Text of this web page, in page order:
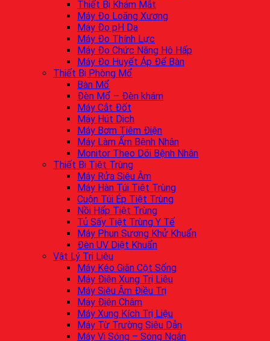
Thiết Bị Khám Mắt
Máy Đo Loãng Xương
Máy Đo pH Da
Máy Đo Thính Lực
Máy Đo Chức Năng Hô Hấp
Máy Đo Huyết Áp Để Bàn
Thiết Bị Phòng Mổ
Bàn Mổ
Đèn Mổ – Đèn khám
Máy Cắt Đốt
Máy Hút Dịch
Máy Bơm Tiêm Điện
Máy Làm Ấm Bệnh Nhân
Monitor Theo Dõi Bệnh Nhân
Thiết Bị Tiệt Trùng
Máy Rửa Siêu Âm
Máy Hàn Túi Tiệt Trùng
Cuộn Túi Ép Tiệt Trùng
Nồi Hấp Tiệt Trùng
Tủ Sấy Tiệt Trùng Y Tế
Máy Phun Sương Khử Khuẩn
Đèn UV Diệt Khuẩn
Vật Lý Trị Liệu
Máy Kéo Giãn Cột Sống
Máy Điện Xung Trị Liệu
Máy Siêu Âm Điều Trị
Máy Điện Châm
Máy Xung Kích Trị Liệu
Máy Từ Trường Siêu Dẫn
Máy Vi Sóng – Sóng Ngắn